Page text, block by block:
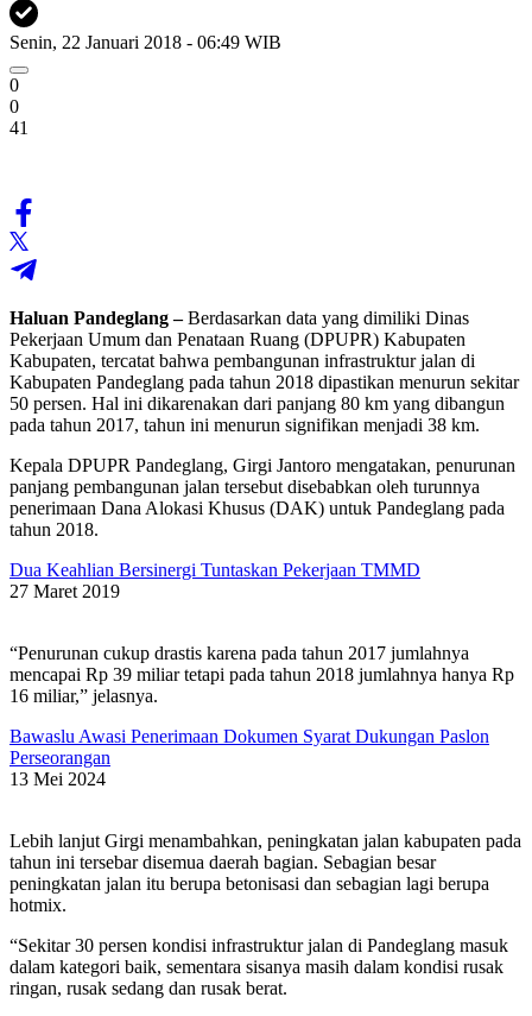
Senin, 22 Januari 2018 - 06:49 WIB
0
0
41
Haluan Pandeglang –Berdasarkan data yang dimiliki Dinas
Pekerjaan Umum dan Penataan Ruang (DPUPR) Kabupaten
Kabupaten, tercatat bahwa pembangunan infrastruktur jalan di
Kabupaten Pandeglang pada tahun 2018 dipastikan menurun sekitar
50 persen. Hal ini dikarenakan dari panjang 80 km yang dibangun
pada tahun 2017, tahun ini menurun signifikan menjadi 38 km.
Kepala DPUPR Pandeglang, Girgi Jantoro mengatakan, penurunan
panjang pembangunan jalan tersebut disebabkan oleh turunnya
penerimaan Dana Alokasi Khusus (DAK) untuk Pandeglang pada
tahun 2018.
Dua Keahlian Bersinergi Tuntaskan Pekerjaan TMMD
27 Maret 2019
“Penurunan cukup drastis karena pada tahun 2017 jumlahnya
mencapai Rp 39 miliar tetapi pada tahun 2018 jumlahnya hanya Rp
16 miliar,” jelasnya.
Bawaslu Awasi Penerimaan Dokumen Syarat Dukungan Paslon
Perseorangan
13 Mei 2024
Lebih lanjut Girgi menambahkan, peningkatan jalan kabupaten pada
tahun ini tersebar disemua daerah bagian. Sebagian besar
peningkatan jalan itu berupa betonisasi dan sebagian lagi berupa
hotmix.
“Sekitar 30 persen kondisi infrastruktur jalan di Pandeglang masuk
dalam kategori baik, sementara sisanya masih dalam kondisi rusak
ringan, rusak sedang dan rusak berat.